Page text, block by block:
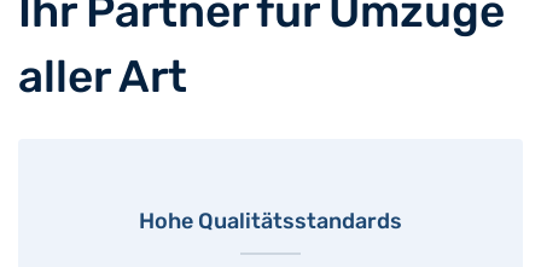
Ihr Partner für Umzüge
aller Art
Hohe Qualitätsstandards